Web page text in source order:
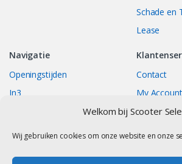
Welkom bij Scooter
Wij gebruiken cookies om onze website en onze
Schade en
Lease
Navigatie
Openingstijden
In3
Contact
My Account
Track your